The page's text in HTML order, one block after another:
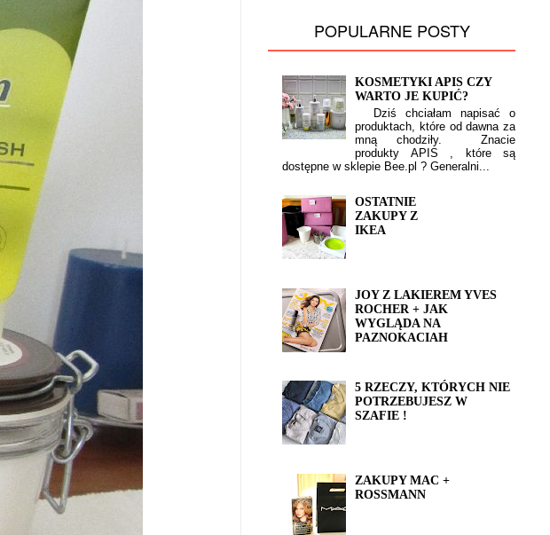
POPULARNE POSTY
KOSMETYKI APIS CZY
WARTO JE KUPIĆ?
Dziś chciałam napisać o
produktach, które od dawna za
mną chodziły. Znacie
produkty APIS , które są
dostępne w sklepie Bee.pl ? Generalni...
OSTATNIE
ZAKUPY Z
IKEA
JOY Z LAKIEREM YVES
ROCHER + JAK
WYGLĄDA NA
PAZNOKACIAH
5 RZECZY, KTÓRYCH NIE
POTRZEBUJESZ W
SZAFIE !
ZAKUPY MAC +
ROSSMANN